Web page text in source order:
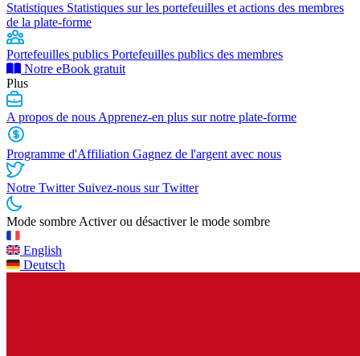
Statistiques Statistiques sur les portefeuilles et actions des membres
de la plate-forme
Portefeuilles publics Portefeuilles publics des membres
Notre eBook gratuit
Plus
A propos de nous Apprenez-en plus sur notre plate-forme
Programme d'Affiliation Gagnez de l'argent avec nous
Notre Twitter Suivez-nous sur Twitter
Mode sombre Activer ou désactiver le mode sombre
English
Deutsch